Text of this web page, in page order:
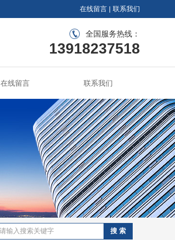
在线留言 | 联系我们
全国服务热线：
13918237518
在线留言 联系我们